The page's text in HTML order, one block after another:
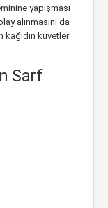
yapışması
alınmasını da
küvetler
Sarf